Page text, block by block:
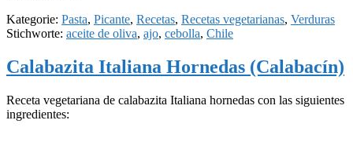
Kategorie: Pasta, Picante, Recetas, Recetas vegetarianas, Verduras
Stichworte: aceite de oliva, ajo, cebolla, Chile
Calabazita Italiana Hornedas (Calabacín)
Receta vegetariana de calabazita Italiana hornedas con las siguientes
ingredientes: